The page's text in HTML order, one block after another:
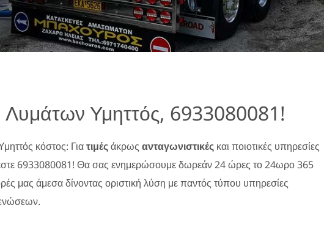
Υμηττός, 6933080081!
κόστος: Γιατιμέςάκρως ανταγωνιστικές και ποιοτικές υπηρεσίες
6933080081! Θα σας ενημερώσουμε δωρεάν 24 ώρες το 24ωρο 365
μας άμεσα δίνοντας οριστική λύση με παντός τύπου υπηρεσίες